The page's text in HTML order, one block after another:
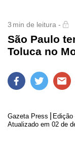
3 min de leitura -
São Paulo
Toluca no
Gazeta Press Edição
Atualizado em 02 de